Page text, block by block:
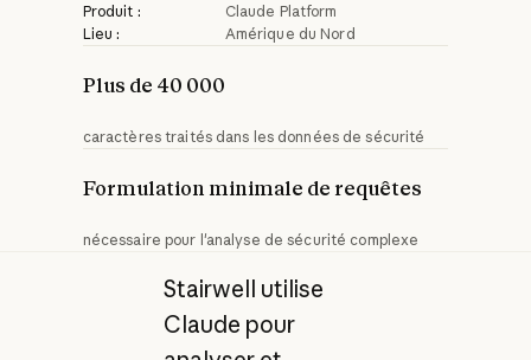
Produit :
Claude Platform
Lieu :
Amérique du Nord
Plus de 40 000
caractères traités dans les données de sécurité
Formulation minimale de requêtes
nécessaire pour l'analyse de sécurité complexe
Stairwell utilise
Claude pour